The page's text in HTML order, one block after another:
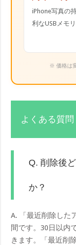
iPhone写真の
利なUSBメモリ
※ 価格は
よくある質問
Q. 削除後
か？
A. 「最近削除した
間です。30日以内
きます。「最近削